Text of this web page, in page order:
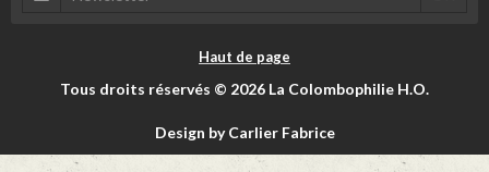
Haut de page
Tous droits réservés © 2026 La Colombophilie H.O.
Design by Carlier Fabrice